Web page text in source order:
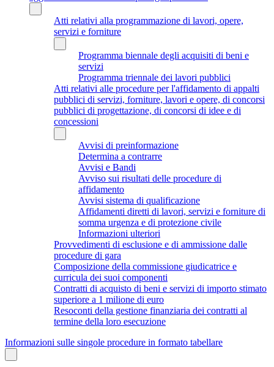
Atti relativi alla programmazione di lavori, opere,
servizi e forniture
Programma biennale degli acquisiti di beni e
servizi
Programma triennale dei lavori pubblici
Atti relativi alle procedure per l'affidamento di appalti
pubblici di servizi, forniture, lavori e opere, di concorsi
pubblici di progettazione, di concorsi di idee e di
concessioni
Avvisi di preinformazione
Determina a contrarre
Avvisi e Bandi
Avviso sui risultati delle procedure di
affidamento
Avvisi sistema di qualificazione
Affidamenti diretti di lavori, servizi e forniture di
somma urgenza e di protezione civile
Informazioni ulteriori
Provvedimenti di esclusione e di ammissione dalle
procedure di gara
Composizione della commissione giudicatrice e
curricula dei suoi componenti
Contratti di acquisto di beni e servizi di importo stimato
superiore a 1 milione di euro
Resoconti della gestione finanziaria dei contratti al
termine della loro esecuzione
Informazioni sulle singole procedure in formato tabellare